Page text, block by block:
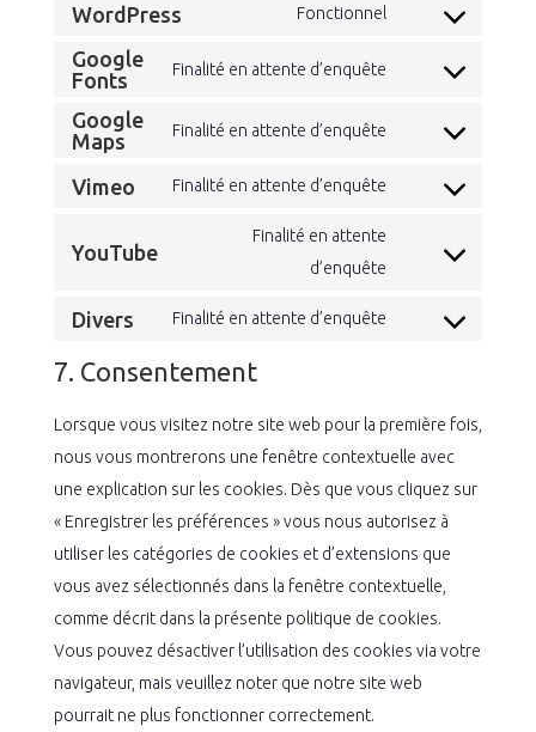
google-
WordPress Fonctionnel
Consent
wordpress
Google
Fonts
Finalité en attente d’enquête
Consent
google-
Google
Maps
Finalité en attente d’enquête
Consent
Vimeo Finalité en attente d’enquête
Consent
service
YouTube
Finalité en attente
d’enquête
Consent
service
Divers Finalité en attente d’enquête
Consent
divers
7. Consentement
Lorsque vous visitez notre site web pour la première fois,
nous vous montrerons une fenêtre contextuelle avec
une explication sur les cookies. Dès que vous cliquez sur
« Enregistrer les préférences » vous nous autorisez à
utiliser les catégories de cookies et d’extensions que
vous avez sélectionnés dans la fenêtre contextuelle,
comme décrit dans la présente politique de cookies.
Vous pouvez désactiver l’utilisation des cookies via votre
navigateur, mais veuillez noter que notre site web
pourrait ne plus fonctionner correctement.